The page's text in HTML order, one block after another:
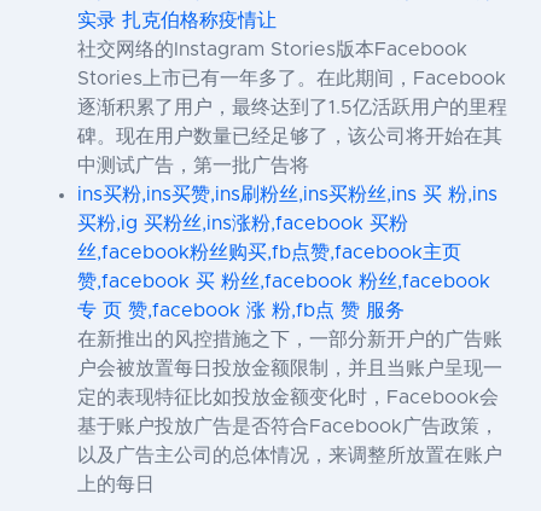
实录 扎克伯格称疫情让
社交网络的Instagram Stories版本Facebook
Stories上市已有一年多了。在此期间，Facebook
逐渐积累了用户，最终达到了1.5亿活跃用户的里程
碑。现在用户数量已经足够了，该公司将开始在其
中测试广告，第一批广告将
ins买粉,ins买赞,ins刷粉丝,ins买粉丝,ins 买 粉,ins
买粉,ig 买粉丝,ins涨粉,facebook 买粉
丝,facebook粉丝购买,fb点赞,facebook主页
赞,facebook 买 粉丝,facebook 粉丝,facebook
专 页 赞,facebook 涨 粉,fb点 赞 服务
在新推出的风控措施之下，一部分新开户的广告账
户会被放置每日投放金额限制，并且当账户呈现一
定的表现特征比如投放金额变化时，Facebook会
基于账户投放广告是否符合Facebook广告政策，
以及广告主公司的总体情况，来调整所放置在账户
上的每日